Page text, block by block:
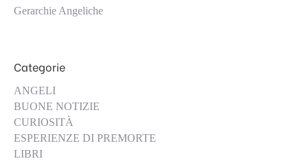
Gerarchie Angeliche
Categorie
ANGELI
BUONE NOTIZIE
CURIOSITÀ
ESPERIENZE DI PREMORTE
LIBRI